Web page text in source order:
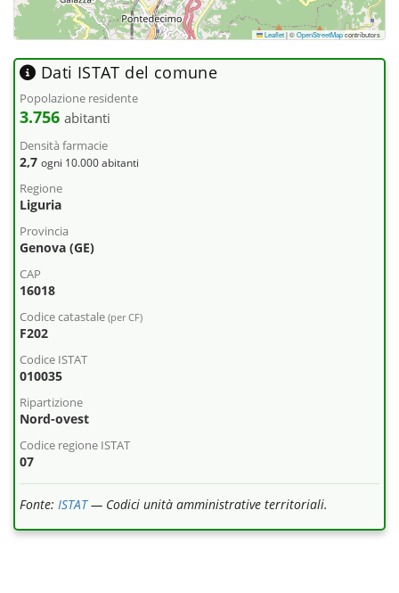
Leaflet|©OpenStreetMapcontributors
Dati ISTAT del comune
Popolazione residente
3.756 abitanti
Densità farmacie
2,7 ogni 10.000 abitanti
Regione
Liguria
Provincia
Genova (GE)
CAP
16018
Codice catastale (per CF)
F202
Codice ISTAT
010035
Ripartizione
Nord-ovest
Codice regione ISTAT
07
Fonte: ISTAT— Codici unità amministrative territoriali.